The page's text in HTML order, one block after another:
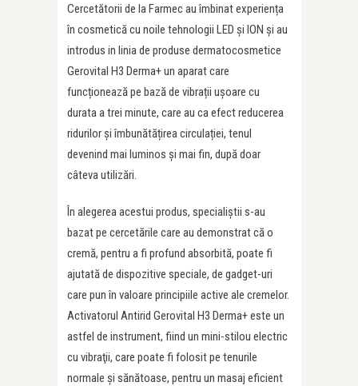
Cercetătorii de la Farmec au îmbinat experiența
în cosmetică cu noile tehnologii LED și ION și au
introdus in linia de produse dermatocosmetice
Gerovital H3 Derma+ un aparat care
funcționează pe bază de vibrații ușoare cu
durata a trei minute, care au ca efect reducerea
ridurilor și îmbunătățirea circulației, tenul
devenind mai luminos și mai fin, după doar
câteva utilizări.
În alegerea acestui produs, specialiștii s-au
bazat pe cercetările care au demonstrat că o
cremă, pentru a fi profund absorbită, poate fi
ajutată de dispozitive speciale, de gadget-uri
care pun în valoare principiile active ale cremelor.
Activatorul Antirid Gerovital H3 Derma+ este un
astfel de instrument, fiind un mini-stilou electric
cu vibraţii, care poate fi folosit pe tenurile
normale și sănătoase, pentru un masaj eficient